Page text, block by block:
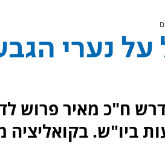
נערי
ח"כ מאיר פרוש
ביו"ש. בקואליציה